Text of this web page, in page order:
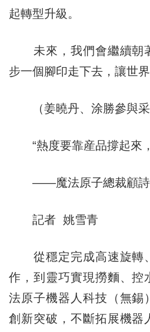
起轉型升級。
未來，我們會繼續朝
步一個腳印走下去，讓世界
（姜曉丹、涂勝參與采
“熱度要靠産品撐起來
——魔法原子總裁顧詩
記者 姚雪青
從穩定完成高速旋轉
作，到靈巧實現撈麵、控
法原子機器人科技（無錫
創新突破，不斷拓展機器